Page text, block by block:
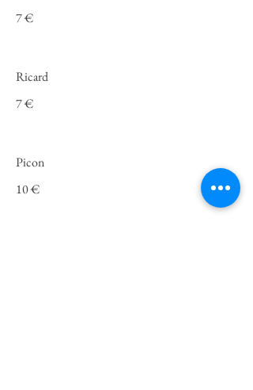
7 €
Ricard
7 €
Picon
10 €